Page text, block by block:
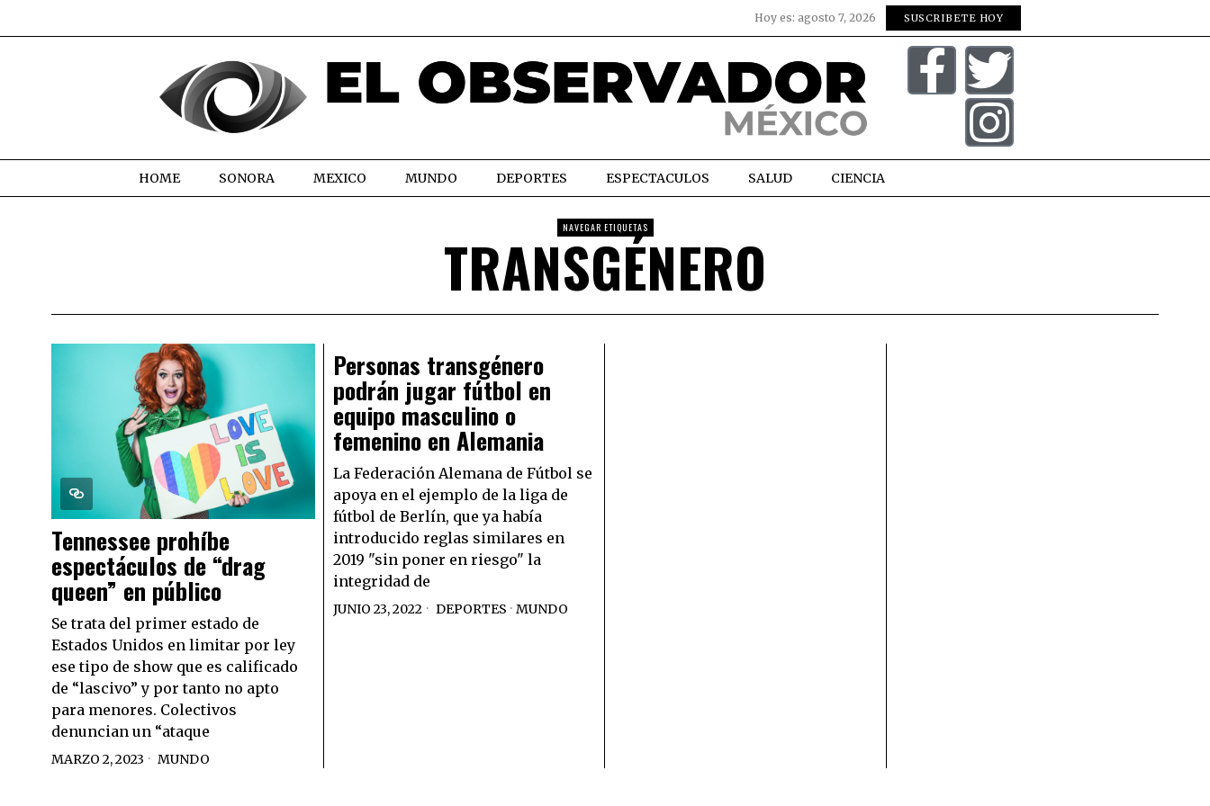
Hoy es: agosto 7, 2026 SUSCRIBETE HOY
HOME SONORA MEXICO MUNDO DEPORTES ESPECTACULOS SALUD CIENCIA
NAVEGAR ETIQUETAS
TRANSGÉNERO
Tennessee prohíbe
espectáculos de “drag
queen” en público
Se trata del primer estado de
Estados Unidos en limitar por ley
ese tipo de show que es calificado
de “lascivo” y por tanto no apto
para menores. Colectivos
denuncian un “ataque
MARZO 2, 2023 MUNDO
Personas transgénero
podrán jugar fútbol en
equipo masculino o
femenino en Alemania
La Federación Alemana de Fútbol se
apoya en el ejemplo de la liga de
fútbol de Berlín, que ya había
introducido reglas similares en
2019 "sin poner en riesgo" la
integridad de
JUNIO 23, 2022 DEPORTES · MUNDO